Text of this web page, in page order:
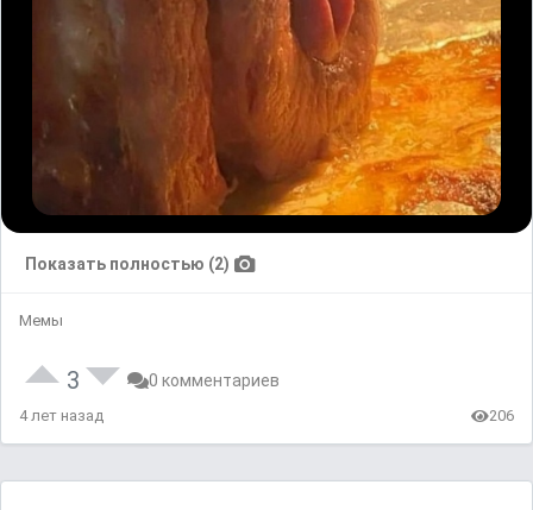
Показать полностью (2)
Мемы
3 0 комментариев
4 лет назад 206